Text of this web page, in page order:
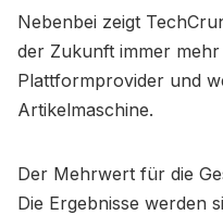
Nebenbei zeigt
der Zukunft immer
Plattformprovider und
Artikelmaschine.
Der Mehrwert für die
Die Ergebnisse werden